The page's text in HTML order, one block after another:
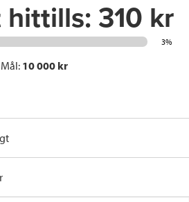
hittills: 310 kr
3%
Mål: 10 000 kr